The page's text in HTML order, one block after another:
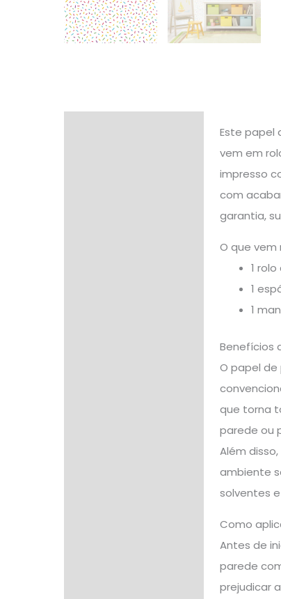
Este papel
vem em
impresso
com
garantia,
O que
1
1
1
Benefícios
O papel
que torna
parede ou
Além
ambiente
solventes
Como
Antes de
parede
prejudicar